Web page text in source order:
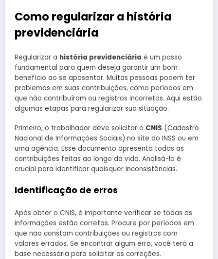
Como regularizar a história
previdenciária
Regularizar a história previdenciária é um passo
fundamental para quem deseja garantir um bom
benefício ao se aposentar. Muitas pessoas podem ter
problemas em suas contribuições, como períodos em
que não contribuíram ou registros incorretos. Aqui estão
algumas etapas para regularizar sua situação.
Primeiro, o trabalhador deve solicitar o CNIS (Cadastro
Nacional de Informações Sociais) no site do INSS ou em
uma agência. Esse documento apresenta todas as
contribuições feitas ao longo da vida. Analisá-lo é
crucial para identificar quaisquer inconsistências.
Identificação de erros
Após obter o CNIS, é importante verificar se todas as
informações estão corretas. Procure por períodos em
que não constam contribuições ou registros com
valores errados. Se encontrar algum erro, você terá a
base necessária para solicitar as correções.